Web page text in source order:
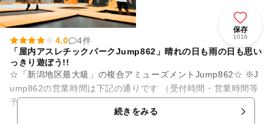
保存
1016
4.0
4件
「屋内アスレチックパークJump862」晴れの日も雨の日も思い
っきり遊ぼう!!
☆「新潟地区最大級」の複合アミューズメントJump862☆ ※J
ump862の営業時間は下記の通りです （受付時間・営業時間等
続きをみる